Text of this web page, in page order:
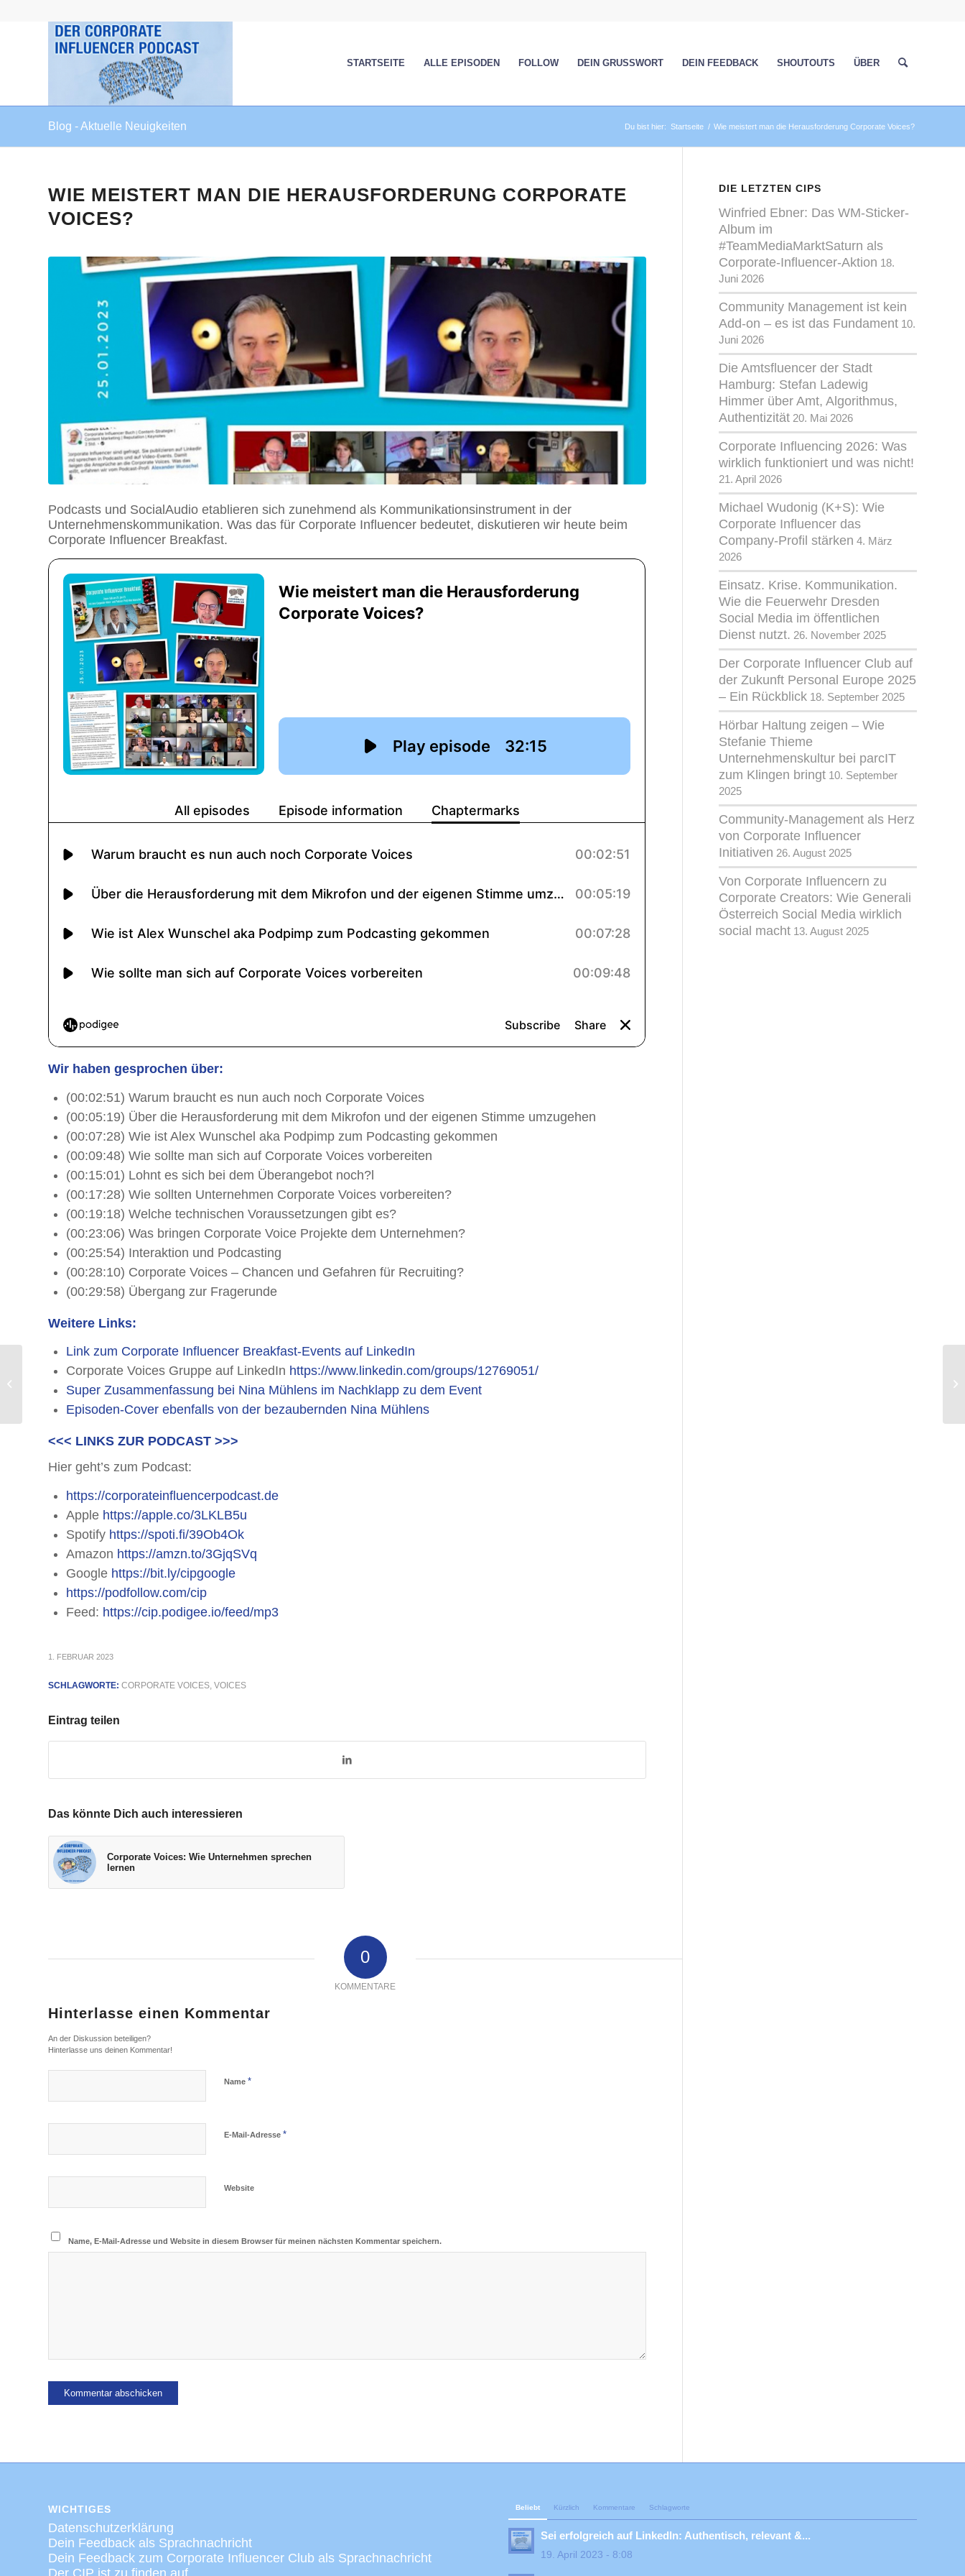
STARTSEITE ALLE EPISODEN FOLLOW DEIN GRUSSWORT DEIN FEEDBACK SHOUTOUTS ÜBER
Blog - Aktuelle Neuigkeiten Du bist hier: Startseite / Wie meistert man die Herausforderung Corporate Voices?
WIE MEISTERT MAN DIE HERAUSFORDERUNG CORPORATE
VOICES?
Podcasts und SocialAudio etablieren sich zunehmend als Kommunikationsinstrument in der
Unternehmenskommunikation. Was das für Corporate Influencer bedeutet, diskutieren wir heute beim
Corporate Influencer Breakfast.
Wir haben gesprochen über:
(00:02:51) Warum braucht es nun auch noch Corporate Voices
(00:05:19) Über die Herausforderung mit dem Mikrofon und der eigenen Stimme umzugehen
(00:07:28) Wie ist Alex Wunschel aka Podpimp zum Podcasting gekommen
(00:09:48) Wie sollte man sich auf Corporate Voices vorbereiten
(00:15:01) Lohnt es sich bei dem Überangebot noch?l
(00:17:28) Wie sollten Unternehmen Corporate Voices vorbereiten?
(00:19:18) Welche technischen Voraussetzungen gibt es?
(00:23:06) Was bringen Corporate Voice Projekte dem Unternehmen?
(00:25:54) Interaktion und Podcasting
(00:28:10) Corporate Voices – Chancen und Gefahren für Recruiting?
(00:29:58) Übergang zur Fragerunde
Weitere Links:
Link zum Corporate Influencer Breakfast-Events auf LinkedIn
Corporate Voices Gruppe auf LinkedIn https://www.linkedin.com/groups/12769051/
Super Zusammenfassung bei Nina Mühlens im Nachklapp zu dem Event
Episoden-Cover ebenfalls von der bezaubernden Nina Mühlens
<<< LINKS ZUR PODCAST >>>
Hier geht’s zum Podcast:
https://corporateinfluencerpodcast.de
Apple https://apple.co/3LKLB5u
Spotify https://spoti.fi/39Ob4Ok
Amazon https://amzn.to/3GjqSVq
Google https://bit.ly/cipgoogle
https://podfollow.com/cip
Feed: https://cip.podigee.io/feed/mp3
1. FEBRUAR 2023
SCHLAGWORTE: CORPORATE VOICES VOICES
Eintrag teilen
Das könnte Dich auch interessieren
Corporate Voices: Wie Unternehmen sprechen
lernen
0
KOMMENTARE
Hinterlasse einen Kommentar
An der Diskussion beteiligen?
Hinterlasse uns deinen Kommentar!
Name *
E-Mail-Adresse *
Website
Name, E-Mail-Adresse und Website in diesem Browser für meinen nächsten Kommentar speichern.
DIE LETZTEN CIPS
Winfried Ebner: Das WM-Sticker-
Album im
#TeamMediaMarktSaturn als
Corporate-Influencer-Aktion 18.
Juni 2026
Community Management ist kein
Add-on – es ist das Fundament 10.
Juni 2026
Die Amtsfluencer der Stadt
Hamburg: Stefan Ladewig
Himmer über Amt, Algorithmus,
Authentizität 20. Mai 2026
Corporate Influencing 2026: Was
wirklich funktioniert und was nicht!
21. April 2026
Michael Wudonig (K+S): Wie
Corporate Influencer das
Company-Profil stärken 4. März
2026
Einsatz. Krise. Kommunikation.
Wie die Feuerwehr Dresden
Social Media im öffentlichen
Dienst nutzt. 26. November 2025
Der Corporate Influencer Club auf
der Zukunft Personal Europe 2025
– Ein Rückblick 18. September 2025
Hörbar Haltung zeigen – Wie
Stefanie Thieme
Unternehmenskultur bei parcIT
zum Klingen bringt 10. September
2025
Community-Management als Herz
von Corporate Influencer
Initiativen 26. August 2025
Von Corporate Influencern zu
Corporate Creators: Wie Generali
Österreich Social Media wirklich
social macht 13. August 2025
WICHTIGES
Datenschutzerklärung
Dein Feedback als Sprachnachricht
Dein Feedback zum Corporate Influencer Club als Sprachnachricht
Der CIP ist zu finden auf
Beliebt Kürzlich Kommentare Schlagworte
Sei erfolgreich auf LinkedIn: Authentisch, relevant &...
19. April 2023 - 8:08
die Corporate
Influencern die Content
Creation erle...